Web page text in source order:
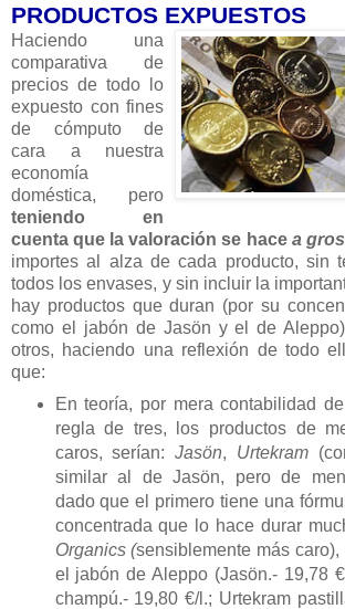
PRODUCTOS EXPUESTOS
Haciendo una
comparativa de
precios de todo lo
expuesto con fines
de cómputo de
cara a nuestra
economía
doméstica, pero
teniendo en
cuenta que la valoración se hace a
importes al alza de cada producto, sin
todos los envases, y sin incluir la
hay productos que duran (por su
como el jabón de Jasön y el de
otros, haciendo una reflexión de todo
que:
En teoría, por mera contabilidad
regla de tres, los productos de
caros, serían:Jasön, Urtekram
similar al de Jasön, pero de
dado que el primero tiene una
concentrada que lo hace durar
Organics (sensiblemente más caro),
el jabón de Aleppo (Jasön.- 19,78
champú.- 19,80 €/l.; Urtekram